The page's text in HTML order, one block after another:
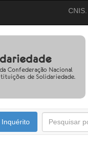
CNIS.
Inquérito